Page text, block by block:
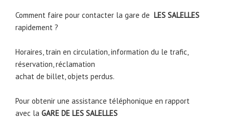
Comment faire pour contacter la gare de LES SALELLES
rapidement ?
Horaires, train en circulation, information du le trafic,
réservation, réclamation
achat de billet, objets perdus.
Pour obtenir une assistance téléphonique en rapport
avec la GARE DE LES SALELLES